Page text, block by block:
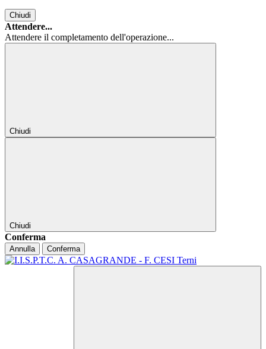
Chiudi
Attendere...
Attendere il completamento dell'operazione...
Chiudi
Chiudi
Conferma
Annulla Conferma